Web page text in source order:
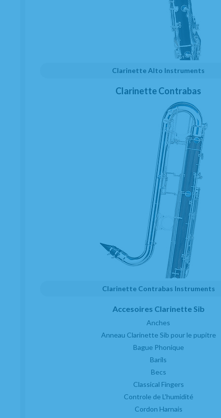
Clarinette Alto Instruments
Clarinette Contrabas
Clarinette Contrabas Instruments
Accesoires Clarinette Sib
Anches
Anneau Clarinette Sib pour le pupitre
Bague Phonique
Barils
Becs
Classical Fingers
Controle de L'humidité
Cordon Harnais
C2251UDGO pour Ligature inversé Doré
12,79€
20.00% TVA incluse
Couvre bec Clarinette Mib Bonade pour
Ligature inversé Nickelé C2251UN